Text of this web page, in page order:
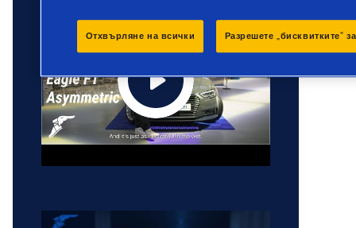
Отхвърляне на всички Разрешете „бисквитките“